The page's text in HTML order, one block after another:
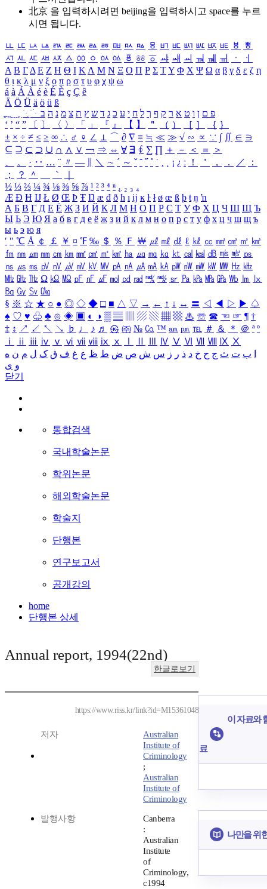
北京 을 입력하시려면 beijing을 입력하시고 space를 누르
시면 됩니다.
ㅥ ㅦ ㅧ ㅨ ㅩ ㅪ ㅫ ㅬ ㅭ ㅮ ㅯ ㅰ ㅱ ㅲ ㅳ ㅴ ㅵ ㅶ ㅷ ㅸ
ㅹ
ㅺ ㅻ ㅼ ㅽ ㅾ ㅿ ㆀ ㆁ ㆂ ㆃ ㆄ ㆅ ㆆ ㆇ ㆈ ㆉ ㆊ ㆋ ㆌ ㆍ
ㆎ
Α Β ΓΔ Ε Ζ Η Θ Ι ΚΛ Μ Ν Ξ Ο Π Ρ Σ ΤΥ Φ Χ Ψ Ω α β γ δ ε ζ η
θ ι κ λ μ ν ξ ο π ρ σ τ υ φ χ ψ ω
á à Á À é è É È ç Ç ê
Ä Ö Ü ä ö ü ß
ִֶֹ ֻּ ׁׂ פ ם ן ו ט א ר ק ף ך ל ח י ע כ ג ד ש ץ ת צ מ נ ה ב
‘ ’ “ ” 〔 〕 〈 〉 「 」 『 』 【 】 ＂ （ ） ［ ］ ｛ ｝
± × ÷ ≠ ≤ ≥ ∞ ∴ ♂ ♀ ∠ ⊥ ⌒ ∂ ∇ ≡ ≒ ≪ ≫ √ ∽ ∝ ∵ ∫ ∬ ∈ ∋
⊆ ⊇ ⊂ ⊃ ∪ ∩ ∧ ∨ ￢ ⇒ ⇔ ∀ ∃ ∮ ∑ ∏ ＋ － ＜ ＝
＞
、
。 · ‥ … ¨ 〃 ― ＼ ∼ ´ ～ ˇ ˘ ˝ ˚ ˙ ¸ ¡ ¿ ː ！ ＇ ， ． ／
：
；
？ ＾ ｀
½ ⅓ ⅔ ¼ ¾ ⅛ ⅜ ⅝ ⅞ ¹ ² ³ ⁴ ⁿ ₁ ₂ ₃ ₄
Æ Ð Ħ Ĳ Ł Ø Œ Þ Ŧ Ŋ æ đ ð ħ ı ĳ ĸ ŀ ł ø œ ß þ ŧ ŋ ŉ
А Б В Г Д Е Ё Ж З И Й К Л М Н О П Р С Т У Ф Х Ц Ч Ш Щ Ъ
Ы Ь Э Ю Я а б в г д е ё ж з и й к л м н о п р с т у ф х ц ч ш щ ъ
ы ь э ю я
′ ″ ℃ Å ￠ ￡ ￥ ¤ ℉ ‰ ＄ ％ Ｆ ￦ ㎕ ㎖ ㎗ ℓ ㎘ ㏄ ㎣ ㎤ ㎥ ㎦
㎙ ㎚ ㎛ ㎜ ㎝ ㎞ ㎟ ㎠ ㎡ ㎢ ㏊ ㎍ ㎎ ㎏ ㏏ ㎈ ㎉ ㏈ ㎧ ㎨ ㎰
㎱ ㎲ ㎳ ㎴ ㎵ ㎶ ㎷ ㎸ ㎹ ㎀ ㎁ ㎂ ㎃ ㎄ ㎺ ㎻ ㎽ ㎾ ㎿ ㎐ ㎑
㎒ ㎓ ㎔ Ω ㏀ ㏁ ㎊ ㎋ ㎌ ㏖ ㏅ ㎭ ㎮ ㎯ ㏛ ㎩ ㎪ ㎫ ㎬ ㏝ ㏐
㏓
㏃ ㏉ ㏜ ㏆
§ ※ ☆ ★ ○ ● ◎ ◇ ◆ □ ■ △ ▽ → ← ↑ ↓ ↔ 〓 ◁ ◀ ▷ ▶ ♤
♠ ♡ ♥ ♧ ♣ ⊙ ◈ ▣ ◐ ◑ ▒ ▤ ▨ ▧ ▦ ▩ ♨ ☏ ☎ ☜ ☞ ¶ †
‡ ↕ ↗ ↙ ↖ ↘ ♭ ♩ ♪ ♬ ㉿ ㈜ № ㏇ ™ ㏂ ㏘ ℡ ＃ ＆ ＊ ＠ ª º
ⅰ
ⅱ ⅲ ⅳ ⅴ ⅵ ⅶ ⅷ ⅸ ⅹ Ⅳ Ⅴ Ⅵ Ⅶ Ⅷ Ⅸ Ⅹ
ب ت ث ج ح خ د ذ ر ز س ش ص ض ط ظ ع غ ف ق ک ل م ن ه
و ی
닫기
통합검색
국내학술논문
학위논문
해외학술논문
학술지
단행본
연구보고서
공개강의
home
단행본 상세
Annual report, 1994(22nd)
한글로보기
https://www.riss.kr/link?id=M15361048
저자
Australian
Institute of
Criminology
;
Australian
Institute of
Criminology
발행사항
Canberra
:
Australian
Institute
of
Criminology,
c1994
이 자료와
료
나만을 위